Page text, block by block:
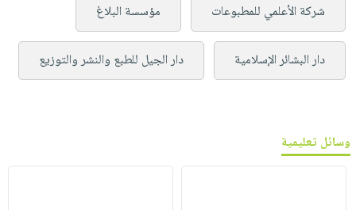
شركة الأعلمي للمطبوعات مؤسسة البلاغ
دار البشائر الإسلامية دار الجيل للطبع والنشر والتوزيع
وسائل تعليمية